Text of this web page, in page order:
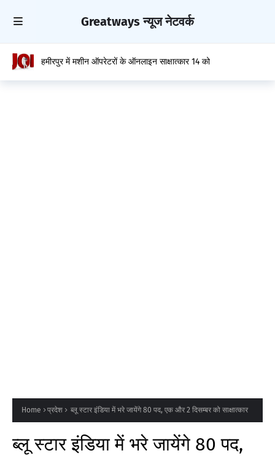
Greatways न्यूज नेटवर्क
हमीरपुर में मशीन ऑपरेटरों के ऑनलाइन साक्षात्कार 14 को
Home प्रदेश ब्लू स्टार इंडिया में भरे जायेंगे 80 पद, एक और 2 दिसम्बर को साक्षात्कार
ब्लू स्टार इंडिया में भरे जायेंगे 80 पद,